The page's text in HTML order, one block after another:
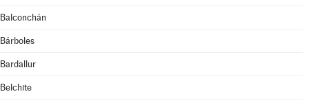
Balconchán
Bárboles
Bardallur
Belchite